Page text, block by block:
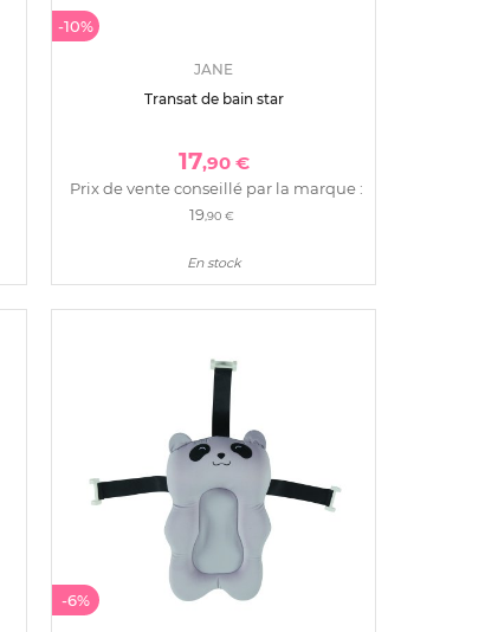
-10%
JANE
Transat de bain star
17,90 €
Prix de vente conseillé par la marque :
19,90 €
En stock
-6%